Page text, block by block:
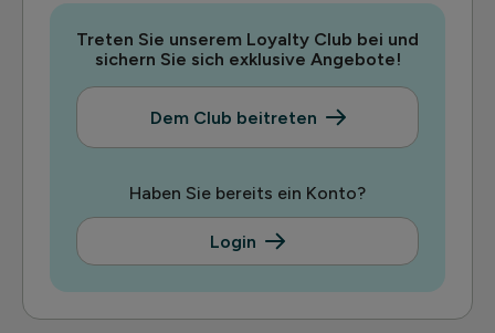
Treten Sie unserem Loyalty Club bei und
sichern Sie sich exklusive Angebote!
Dem Club beitreten
Haben Sie bereits ein Konto?
Login